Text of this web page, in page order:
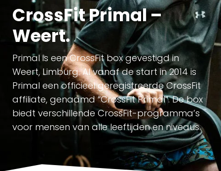
CrossFit Primal –
Weert.
Primal is een CrossFit box gevestigd in
Weert, Limburg. Al vanaf de start in 2014 is
Primal een officieel geregistreerde CrossFit
affiliate, genaamd “CrossFit Primal”. De box
biedt verschillende CrossFit-programma’s
voor mensen van alle leeftijden en niveaus.